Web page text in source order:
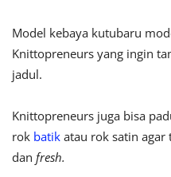
Model kebaya kutubaru
Knittopreneurs yang ingin
jadul.
Knittopreneurs juga bisa
rok batik atau rok satin
dan fresh.